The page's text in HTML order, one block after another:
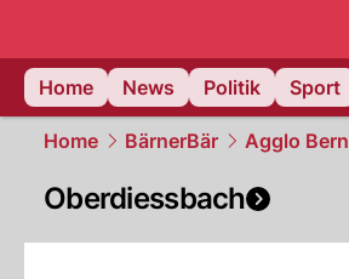
Home
News Politik Sport
Home BärnerBär Agglo Bern
Oberdiessbach